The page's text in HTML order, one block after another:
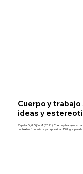
Cuerpo y
ideas y
Zapata, D., & Gijón, M. (2021). Cuerpo y trabajo
contextos fronterizos y corporalidad: Diálogos para la